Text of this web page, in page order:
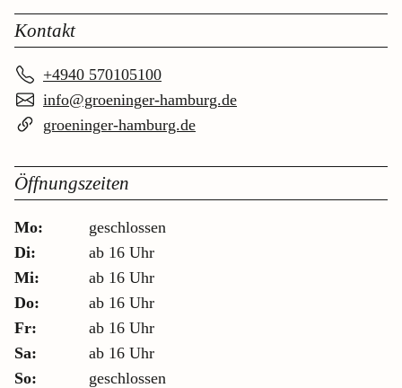
Kontakt
+4940 570105100
info@groeninger-hamburg.de
groeninger-hamburg.de
Öffnungszeiten
Mo:
geschlossen
Di:
ab 16 Uhr
Mi:
ab 16 Uhr
Do:
ab 16 Uhr
Fr:
ab 16 Uhr
Sa:
ab 16 Uhr
So:
geschlossen